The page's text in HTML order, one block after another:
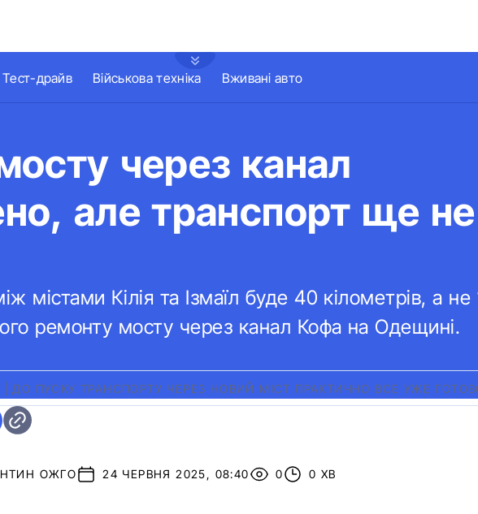
Тест-драйв Військова техніка Вживані авто
через канал
але транспорт ще не
містами Кілія та Ізмаїл буде 40 кілометрів, а не
ремонту мосту через канал Кофа на Одещині.
ДО ПУСКУ ТРАНСПОРТУ ЧЕРЕЗ НОВИЙ МІСТ ПРАКТИЧНО ВСЕ УЖЕ
ОЖГО 24 ЧЕРВНЯ 2025, 08:40 0 0 ХВ